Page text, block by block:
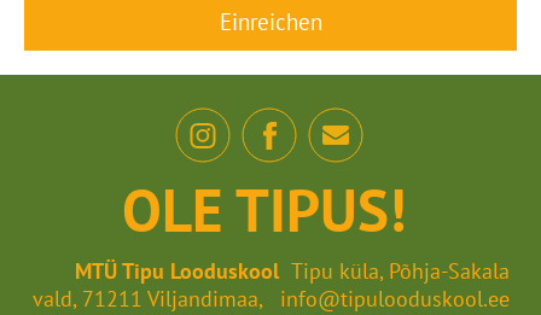
OLE TIPUS!
MTÜ Tipu Looduskool Tipu küla, Põhja-Sakala
vald, 71211 Viljandimaa, info@tipulooduskool.ee